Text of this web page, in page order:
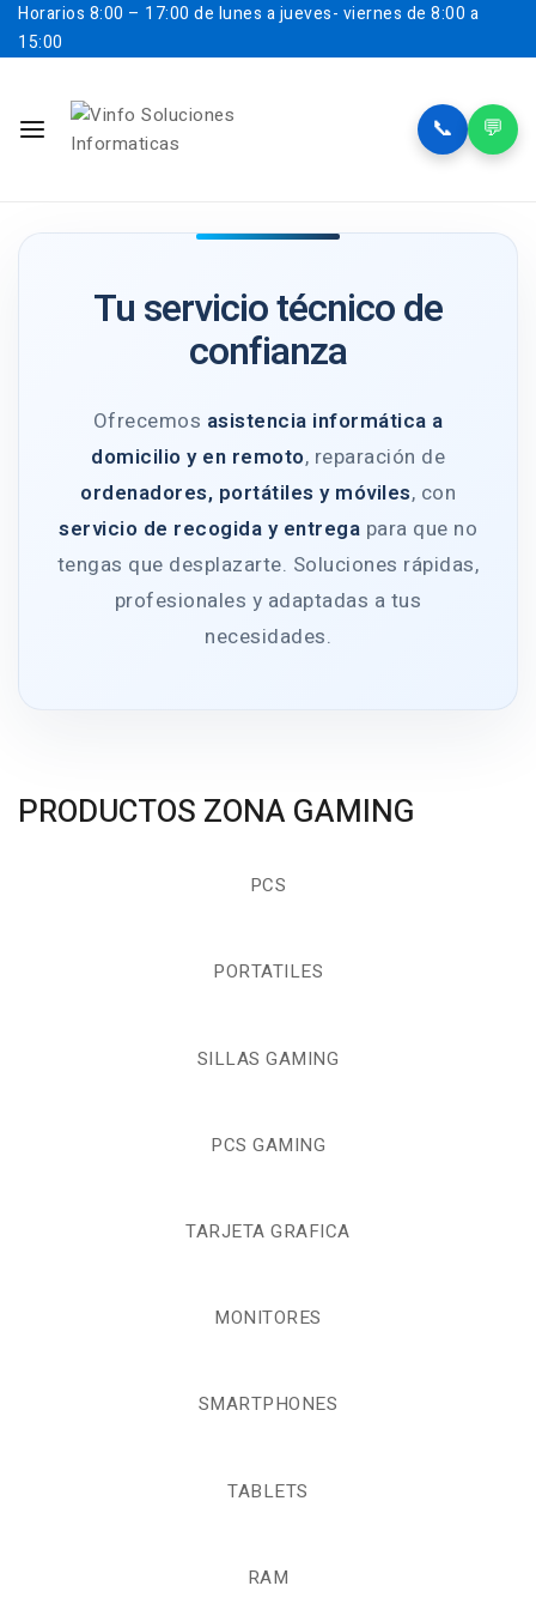
Horarios 8:00 – 17:00 de lunes a jueves- viernes de 8:00 a
15:00
📞 💬
Tu servicio técnico de
confianza
Ofrecemos asistencia informática a
domicilio y en remoto, reparación de
ordenadores, portátiles y móviles, con
servicio de recogida y entrega para que no
tengas que desplazarte. Soluciones rápidas,
profesionales y adaptadas a tus
necesidades.
PRODUCTOS ZONA GAMING
PCS
PORTATILES
SILLAS GAMING
PCS GAMING
TARJETA GRAFICA
MONITORES
SMARTPHONES
TABLETS
RAM